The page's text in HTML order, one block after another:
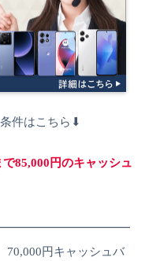
件はこちら⬇︎
85,000円のキャッシュ
円キャッシュバ